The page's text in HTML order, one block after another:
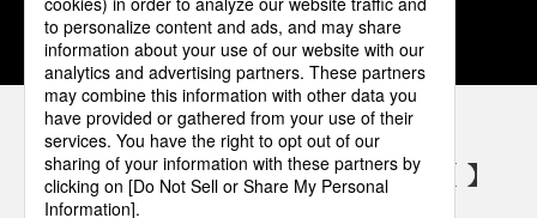
1 2 3 4 5
パナソニックの電気設備 SNSアカウント